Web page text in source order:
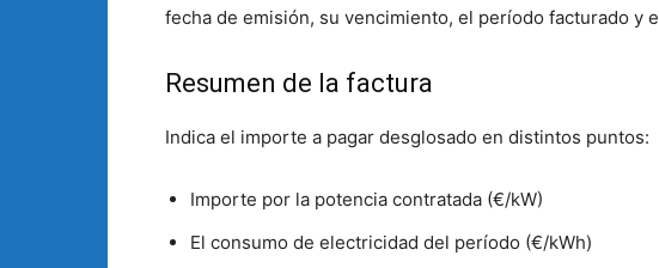
fecha de emisión, su vencimiento, el período facturado y
Resumen de la factura
Indica el importe a pagar desglosado en distintos puntos:
Importe por la potencia contratada (€/kW)
El consumo de electricidad del período (€/kWh)